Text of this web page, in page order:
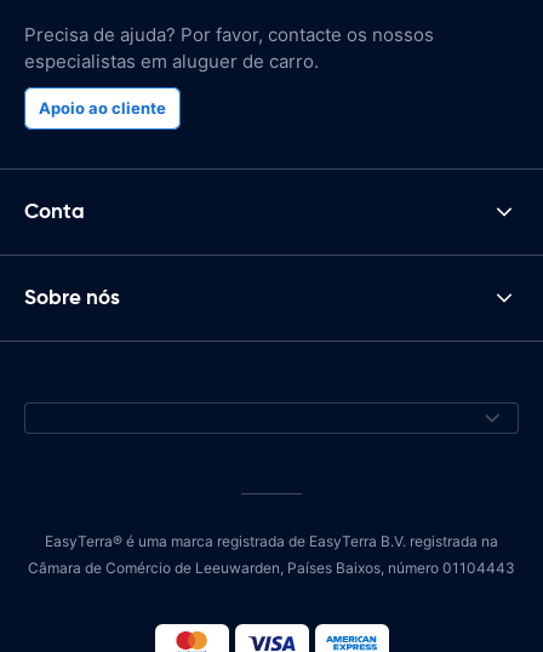
Precisa de ajuda? Por favor, contacte os nossos
especialistas em aluguer de carro.
Apoio ao cliente
Conta
Sobre nós
EasyTerra® é uma marca registrada de EasyTerra B.V. registrada na
Câmara de Comércio de Leeuwarden, Países Baixos, número 01104443